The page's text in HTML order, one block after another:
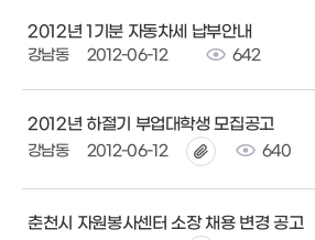
2012년 1기분 자동차세 납부안내
강남동 2012-06-12 642
2012년 하절기 부업대학생 모집공고
강남동 2012-06-12 640
춘천시 자원봉사센터 소장 채용 변경 공고